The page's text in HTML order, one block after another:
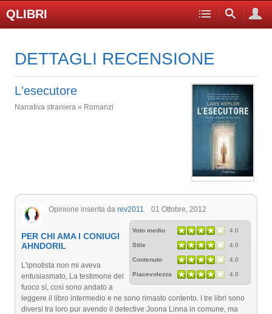
QLIBRI
DETTAGLI RECENSIONE
L'esecutore
Narrativa straniera » Romanzi
Opinione inserita da rev2011 01 Ottobre, 2012
Voto medio 4.0
Stile 4.0
Contenuto 4.0
Piacevolezza 4.0
PER CHI AMA I CONIUGI
AHNDORIL
L'ipnotista non mi aveva
entusiasmato, La testimone del
fuoco sì, così sono andato a
leggere il libro intermedio e ne sono rimasto contento. I tre libri sono
diversi tra loro pur avendo il detective Joona Linna in comune, ma